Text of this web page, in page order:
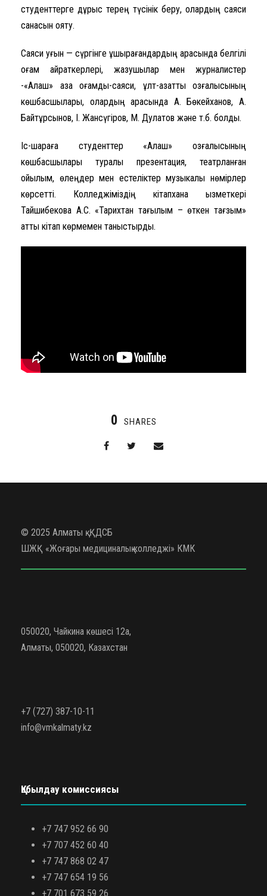
студенттерге дұрыс терең түсінік беру, олардың саяси
санасын ояту.
Саяси қуғын — сүргінге ұшырағандардың арасында белгілі
қоғам қайраткерлері, жазушылар мен журналистер
-«Алаш» қазақ қоғамдық-саяси, ұлт-азаттық қозғалысының
көшбасшылары, олардың арасында А. Бөкейханов, А.
Байтұрсынов, І. Жансүгіров, М. Дулатов және т.б. болды.
Іс-шараға студенттер «Алаш» қозғалысының
көшбасшылары туралы презентация, театрланған
қойылым, өлеңдер мен естеліктер музыкалық нөмірлер
көрсетті. Колледжіміздің кітапхана қызметкері
Тайшибекова А.С. «Тарихтан тағылым – өткен тағзым»
атты кітап көрмемен таныстырды.
0 SHARES
© 2025 Алматы қ. ҚДСБ
ШЖҚ «Жоғары медициналық колледжі» КМК
050020, Чайкина көшесі 12а,
Алматы, 050020, Казахстан
+7 (727) 387-10-11
info@vmkalmaty.kz
Қабылдау комиссиясы
+7 747 952 66 90
+7 707 452 60 40
+7 747 868 02 47
+7 747 654 19 56
+7 701 673 59 26